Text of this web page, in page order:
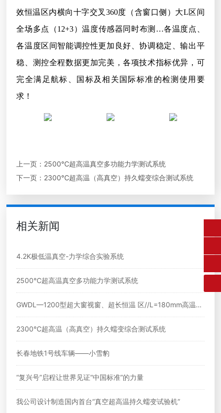
效恒温区内横向十字交叉360度（含窗口侧）大L区间
全场多点（12+3）温度传感器同时布测…各温度点、
各温度区间智能调控性更加良好、协调稳定、输出平
稳、测控全程数据更加完美，各项技术指标优异，可
完全满足航标、国标及相关国际标准的检测使用要
求！
上一页： 2500℃超高温真空多功能力学测试系统
下一页： 2300℃超高温（高真空）持久蠕变综合测试系统
相关新闻
4.2K极低温真空-力学综合实验系统
2500℃超高温真空多功能力学测试系统
GWDL—1200型超大窗视窗、超长恒温 区//L=180mm高温拉
伸试验电炉
2300℃超高温（高真空）持久蠕变综合测试系统
长春地铁1号线车辆——小雪豹
“复兴号”启程让世界见证“中国标准”的力量
我公司设计制造国内首台“真空超高温持久蠕变试验机”